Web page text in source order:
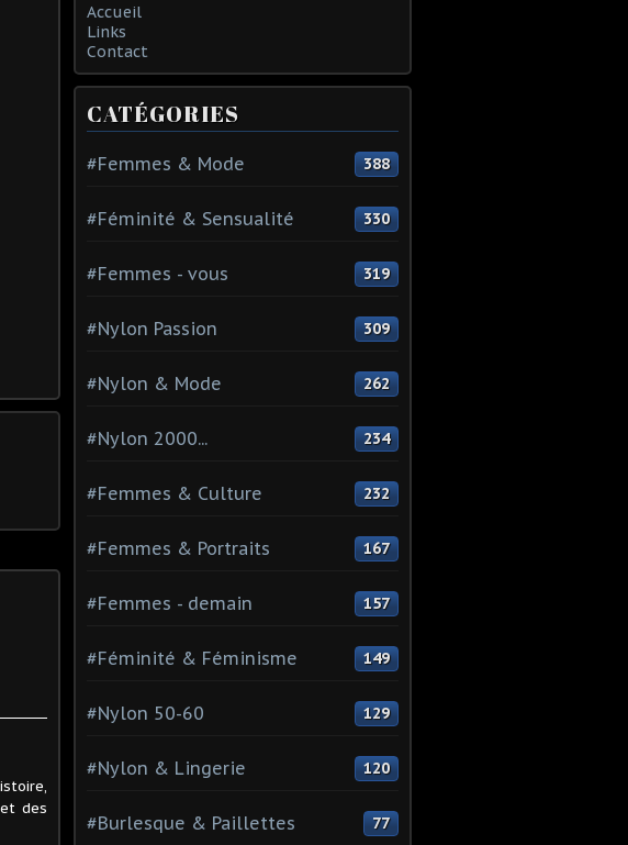
des
Accueil
Links
Contact
CATÉGORIES
#Femmes & Mode 388
#Féminité & Sensualité 330
#Femmes - vous 319
#Nylon Passion 309
#Nylon & Mode 262
#Nylon 2000... 234
#Femmes & Culture 232
#Femmes & Portraits 167
#Femmes - demain 157
#Féminité & Féminisme 149
#Nylon 50-60 129
#Nylon & Lingerie 120
#Burlesque & Paillettes 77